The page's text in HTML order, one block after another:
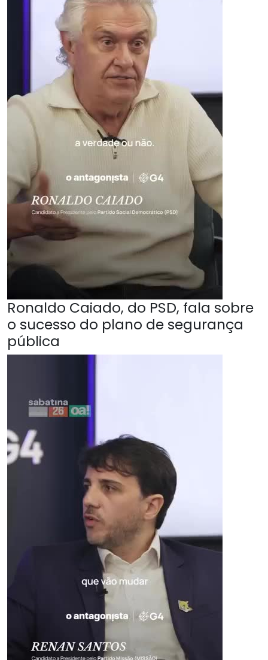
Ronaldo Caiado, do PSD, fala sobre
o sucesso do plano de segurança
pública